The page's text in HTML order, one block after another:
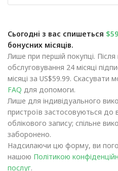
Сьогодні з вас спишеться
бонусних місяців.
Лише при першій покупці.
обслуговування 24 місяці
місяці за US$59.99. Скасувати
FAQ для допомоги.
Лише для індивідуального
пристроїв застосовуються до
облікового запису; спільне
заборонено.
Надсилаючи цю форму, ви
нашою Політикою
послуг.